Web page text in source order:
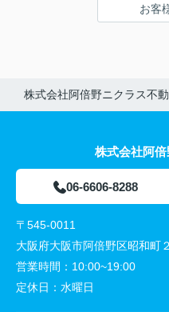
お客
株式会社阿倍野ニクラス不
株式会社阿
06-6606-8288
〒545-0011
大阪府大阪市阿倍野区昭和町
営業時間： 10:00~19:00
定休日： 水曜日